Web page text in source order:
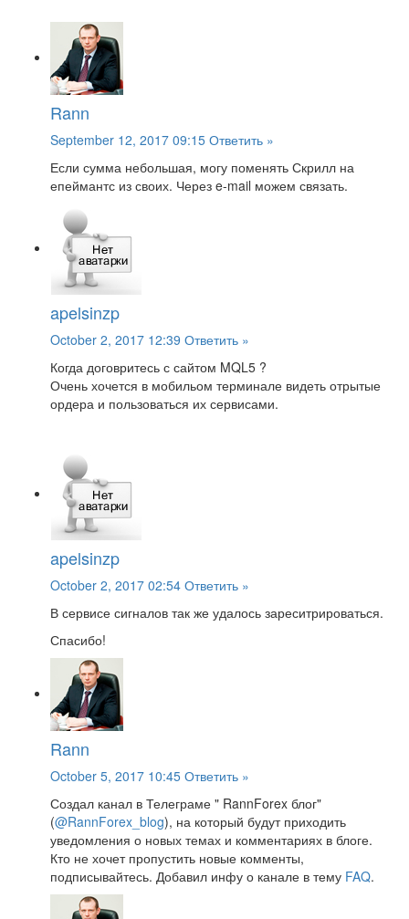
Rann
September 12, 2017 09:15 Ответить »
Если сумма небольшая, могу поменять Скрилл на
епеймантс из своих. Через e-mail можем связать.
apelsinzp
October 2, 2017 12:39 Ответить »
Когда договритесь с сайтом MQL5 ?
Очень хочется в мобильом терминале видеть отрытые
ордера и пользоваться их сервисами.
apelsinzp
October 2, 2017 02:54 Ответить »
В сервисе сигналов так же удалось зареситрироваться.
Спасибо!
Rann
October 5, 2017 10:45 Ответить »
Создал канал в Телеграме " RannForex блог"
(@RannForex_blog), на который будут приходить
уведомления о новых темах и комментариях в блоге.
Кто не хочет пропустить новые комменты,
подписывайтесь. Добавил инфу о канале в тему FAQ.